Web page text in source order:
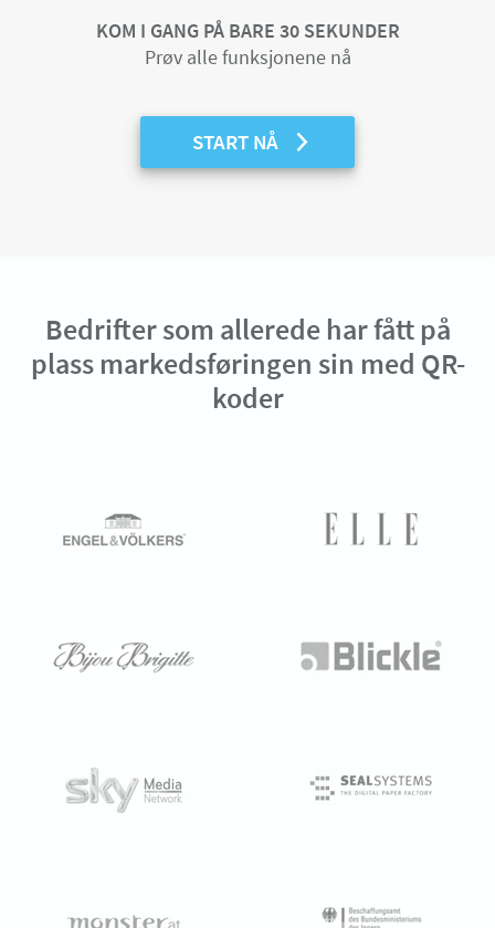
KOM I GANG PÅ BARE 30 SEKUNDER
Prøv alle funksjonene nå
START NÅ
Bedrifter som allerede har fått på
plass markedsføringen sin med QR-
koder